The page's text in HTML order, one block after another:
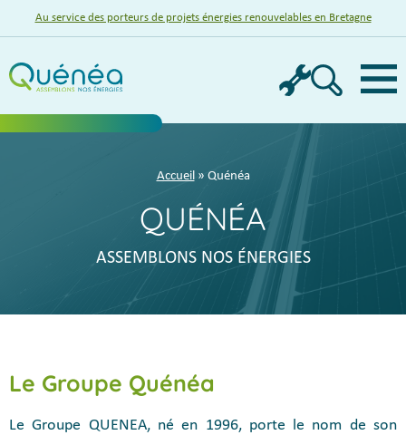
Au service des porteurs de projets énergies renouvelables en Bretagne
Accueil» Quénéa
QUÉNÉA
ASSEMBLONS NOS ÉNERGIES
Le Groupe Quénéa
Le Groupe QUENEA, né en 1996, porte le nom de son